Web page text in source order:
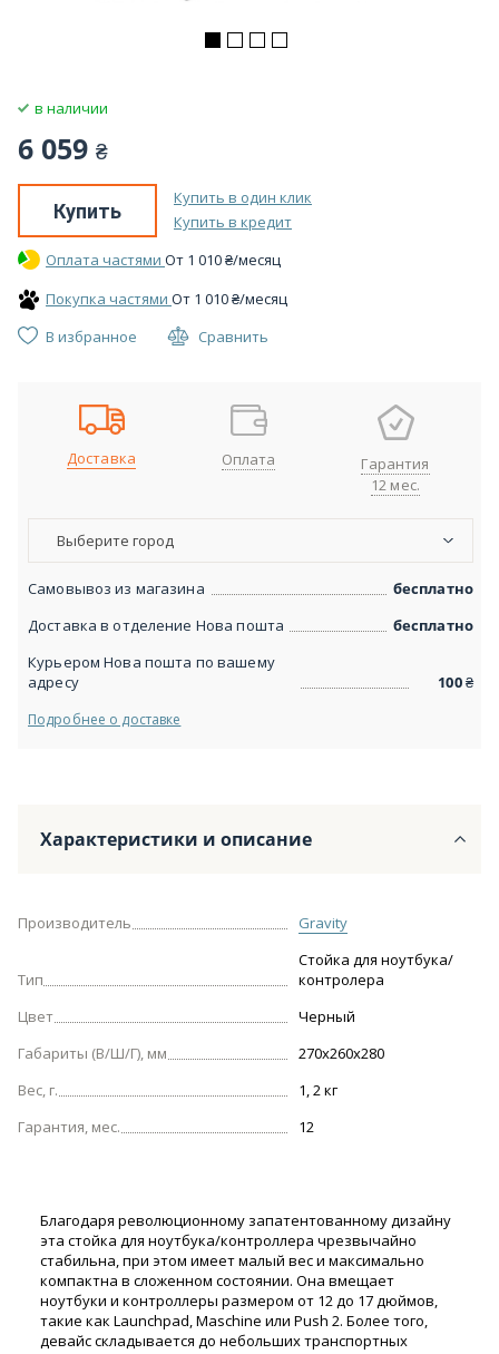
в наличии
6 059 ₴
Купить
Купить в один клик
Купить в кредит
Оплата частями От 1 010₴/месяц
Покупка частями От 1 010₴/месяц
В избранное
Сравнить
Доставка Оплата
Гарантия
12 мес.
Выберите город
Самовывоз из магазина
бесплатно
Доставка в отделение Нова пошта
бесплатно
Курьером Нова пошта по вашему
адресу
100₴
Подробнее о доставке
Характеристики и описание
Производитель Gravity
Тип
Стойка для ноутбука/
контролера
Цвет
Черный
Габариты (В/Ш/Г), мм
270х260х280
Вес, г.
1, 2 кг
Гарантия, мес.
12
Благодаря революционному запатентованному дизайну
эта стойка для ноутбука/контроллера чрезвычайно
стабильна, при этом имеет малый вес и максимально
компактна в сложенном состоянии. Она вмещает
ноутбуки и контроллеры размером от 12 до 17 дюймов,
такие как Launchpad, Maschine или Push 2. Более того,
девайс складывается до небольших транспортных